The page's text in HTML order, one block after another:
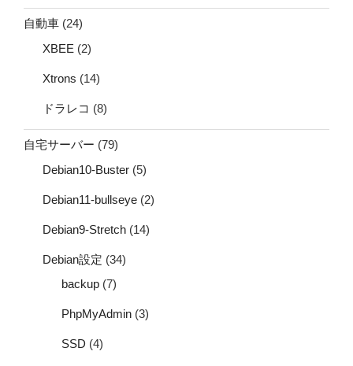
自動車 (24)
XBEE (2)
Xtrons (14)
ドラレコ (8)
自宅サーバー (79)
Debian10-Buster (5)
Debian11-bullseye (2)
Debian9-Stretch (14)
Debian設定 (34)
backup (7)
PhpMyAdmin (3)
SSD (4)